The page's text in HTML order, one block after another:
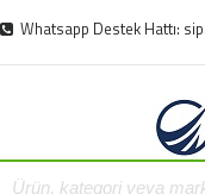
Whatsapp Destek Hattı: